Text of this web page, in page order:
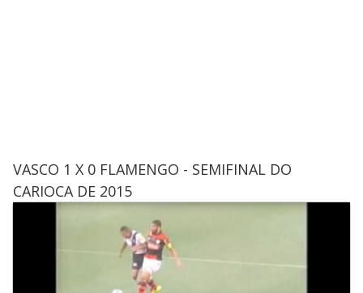
VASCO 1 X 0 FLAMENGO - SEMIFINAL DO
CARIOCA DE 2015